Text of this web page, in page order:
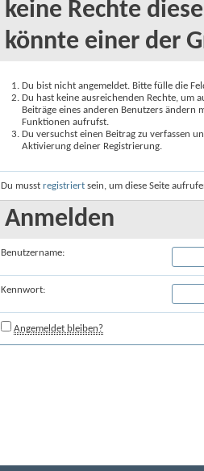
keine Rechte
könnte einer der
Du bist nicht angemeldet. Bitte fülle die
Du hast keine ausreichenden Rechte, um
Beiträge eines anderen Benutzers
Funktionen aufrufst.
Du versuchst einen Beitrag zu verfassen
Aktivierung deiner Registrierung.
Du musst registriert sein, um diese Seite
Anmelden
Benutzername:
Kennwort:
Angemeldet bleiben?